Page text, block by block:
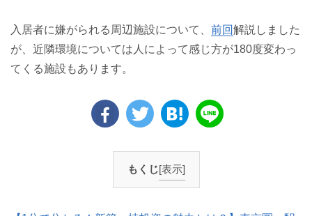
入居者に嫌がられる周辺施設について、 前回解説しました
が、近隣環境については人によって感じ方が180度変わっ
てくる施設もあります。
もくじ[表示]